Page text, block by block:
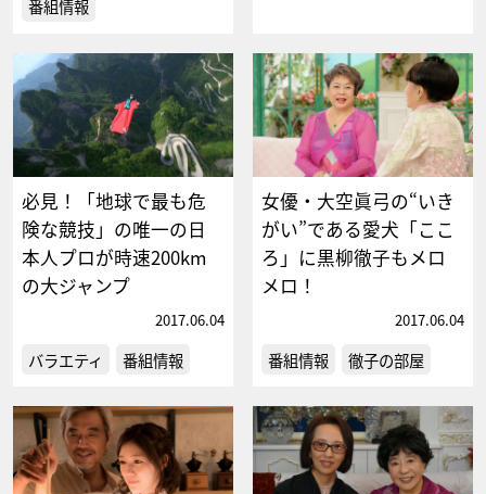
番組情報
必見！「地球で最も危
険な競技」の唯一の日
本人プロが時速200km
の大ジャンプ
2017.06.04
バラエティ 番組情報
女優・大空眞弓の“いき
がい”である愛犬「ここ
ろ」に黒柳徹子もメロ
メロ！
2017.06.04
番組情報 徹子の部屋